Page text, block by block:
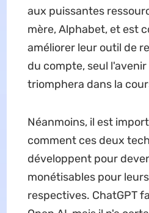
aux puissantes
mère, Alphabet, et est
améliorer leur outil de
du compte, seul
triomphera dans la
Néanmoins, il est
comment ces deux
développent pour
monétisables pour
respectives. ChatGPT